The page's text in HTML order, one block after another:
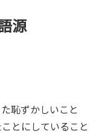
源
恥ずかしいこと
とにしていること